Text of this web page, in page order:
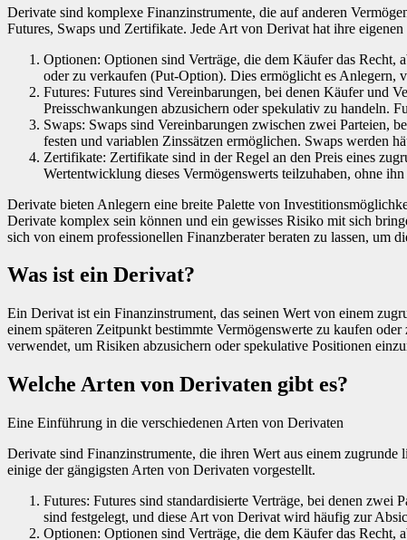
Derivate sind komplexe Finanzinstrumente, die auf anderen
Futures, Swaps und Zertifikate. Jede Art von Derivat hat ihre
Optionen: Optionen sind Verträge, die dem Käufer das
oder zu verkaufen (Put-Option). Dies ermöglicht es Anlegern,
Futures: Futures sind Vereinbarungen, bei denen Käufer und
Preisschwankungen abzusichern oder spekulativ zu handeln.
Swaps: Swaps sind Vereinbarungen zwischen zwei Parteien,
festen und variablen Zinssätzen ermöglichen. Swaps werden
Zertifikate: Zertifikate sind in der Regel an den Preis eines
Wertentwicklung dieses Vermögenswerts teilzuhaben, ohne
Derivate bieten Anlegern eine breite Palette von
Derivate komplex sein können und ein gewisses Risiko mit sich
sich von einem professionellen Finanzberater beraten zu lassen, um
Was ist ein Derivat?
Ein Derivat ist ein Finanzinstrument, das seinen Wert von einem
einem späteren Zeitpunkt bestimmte Vermögenswerte zu kaufen
verwendet, um Risiken abzusichern oder spekulative Positionen
Welche Arten von Derivaten gibt es?
Eine Einführung in die verschiedenen Arten von Derivaten
Derivate sind Finanzinstrumente, die ihren Wert aus einem
einige der gängigsten Arten von Derivaten vorgestellt.
Futures: Futures sind standardisierte Verträge, bei denen
sind festgelegt, und diese Art von Derivat wird häufig zur
Optionen: Optionen sind Verträge, die dem Käufer das Recht,